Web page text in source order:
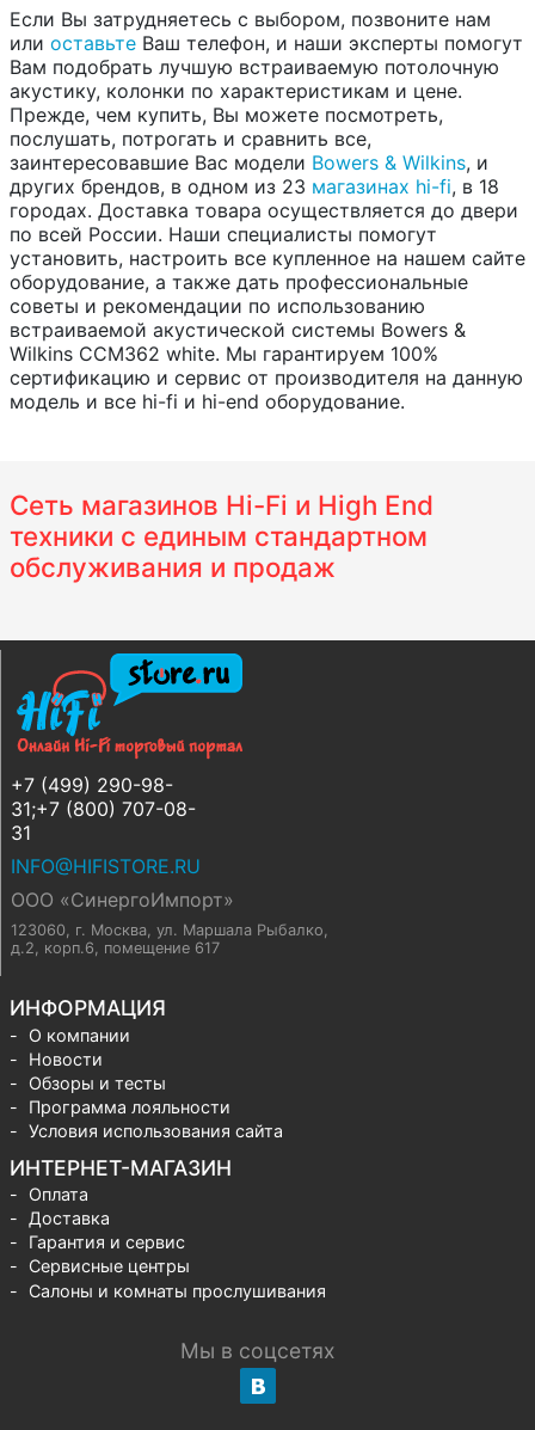
Если Вы затрудняетесь с выбором, позвоните нам
или оставьте Ваш телефон, и наши эксперты помогут
Вам подобрать лучшую встраиваемую потолочную
акустику, колонки по характеристикам и цене.
Прежде, чем купить, Вы можете посмотреть,
послушать, потрогать и сравнить все,
заинтересовавшие Вас модели Bowers & Wilkins, и
других брендов, в одном из 23 магазинах hi-fi, в 18
городах. Доставка товара осуществляется до двери
по всей России. Наши специалисты помогут
установить, настроить все купленное на нашем сайте
оборудование, а также дать профессиональные
советы и рекомендации по использованию
встраиваемой акустической системы Bowers &
Wilkins CCM362 white. Мы гарантируем 100%
сертификацию и сервис от производителя на данную
модель и все hi-fi и hi-end оборудование.
Сеть магазинов Hi-Fi и High End
техники с единым стандартном
обслуживания и продаж
+7 (499) 290-98-
31;+7 (800) 707-08-
31
INFO@HIFISTORE.RU
ООО «СинергоИмпорт»
123060, г. Москва, ул. Маршала Рыбалко,
д.2, корп.6, помещение 617
ИНФОРМАЦИЯ
О компании
Новости
Обзоры и тесты
Программа лояльности
Условия использования сайта
ИНТЕРНЕТ-МАГАЗИН
Оплата
Доставка
Гарантия и сервис
Сервисные центры
Салоны и комнаты прослушивания
Мы в соцсетях